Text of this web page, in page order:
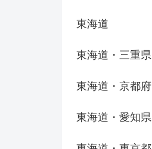
東海道
東海道・三重県
東海道・京都府
東海道・愛知県